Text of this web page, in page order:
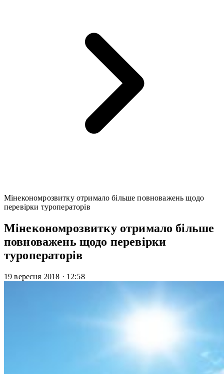
Мінекономрозвитку отримало більше повноважень щодо
перевірки туроператорів
Мінекономрозвитку отримало більше
повноважень щодо перевірки
туроператорів
19 вересня 2018 · 12:58